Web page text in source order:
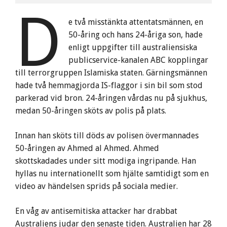
D
e två misstänkta attentatsmännen, en
50-åring och hans 24-åriga son, hade
enligt uppgifter till australiensiska
publicservice-kanalen ABC kopplingar
till terrorgruppen Islamiska staten. Gärningsmännen
hade två hemmagjorda IS-flaggor i sin bil som stod
parkerad vid bron. 24-åringen vårdas nu på sjukhus,
medan 50-åringen sköts av polis på plats.
Innan han sköts till döds av polisen övermannades
50-åringen av Ahmed al Ahmed. Ahmed
skottskadades under sitt modiga ingripande. Han
hyllas nu internationellt som hjälte samtidigt som en
video av händelsen sprids på sociala medier.
En våg av antisemitiska attacker har drabbat
Australiens judar den senaste tiden. Australien har 28